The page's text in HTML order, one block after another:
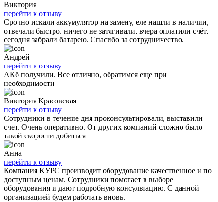
Виктория
перейти к отзыву
Срочно искали аккумулятор на замену, еле нашли в наличии,
отвечали быстро, ничего не затягивали, вчера оплатили счёт,
сегодня забрали батарею. Спасибо за сотрудничество.
Андрей
перейти к отзыву
АКб получили. Все отлично, обратимся еще при
необходимости
Виктория Красовская
перейти к отзыву
Сотрудники в течение дня проконсультировали, выставили
счет. Очень оперативно. От других компаний сложно было
такой скорости добиться
Анна
перейти к отзыву
Компания КУРС производит оборудование качественное и по
доступным ценам. Сотрудники помогает в выборе
оборудования и дают подробную консультацию. С данной
организацией будем работать вновь.